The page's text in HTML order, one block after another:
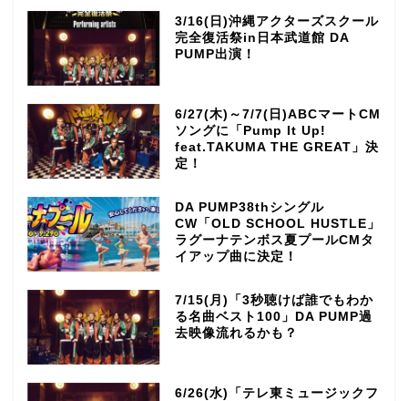
3/16(日)沖縄アクターズスクール
完全復活祭in日本武道館 DA
PUMP出演！
6/27(木)～7/7(日)ABCマートCM
ソングに「Pump It Up!
feat.TAKUMA THE GREAT」決
定！
DA PUMP38thシングル
CW「OLD SCHOOL HUSTLE」
ラグーナテンボス夏プールCMタ
イアップ曲に決定！
7/15(月)「3秒聴けば誰でもわか
る名曲ベスト100」DA PUMP過
去映像流れるかも？
6/26(水)「テレ東ミュージックフ